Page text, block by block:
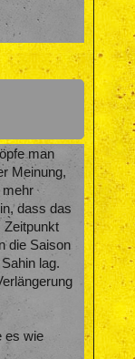
man
Meinung,
mehr
dass das
Zeitpunkt
die Saison
lag.
es wie